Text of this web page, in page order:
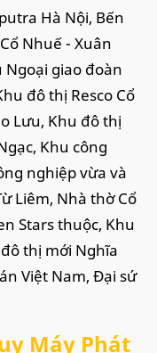
Hà Nội, Bến
Nhuế - Xuân
Ngoại giao đoàn
đô thị Resco Cổ
Lưu, Khu đô thị
Khu công
nghiệp vừa và
Liêm, Nhà thờ Cổ
Stars thuộc, Khu
thị mới Nghĩa
Việt Nam, Đại sứ
Máy Phát